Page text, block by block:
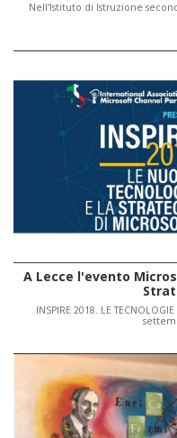
Nell'Istituto di Istruzione
A Lecce l'evento
INSPIRE 2018. LE